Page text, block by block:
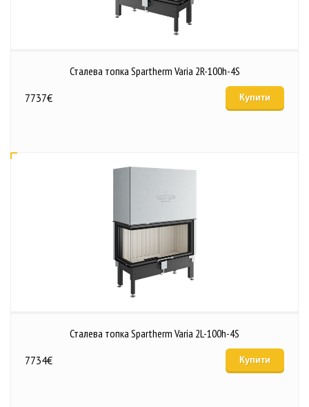
Сталева топка Spartherm Varia 2R-100h-4S
7737€ Купити
Сталева топка Spartherm Varia 2L-100h-4S
7734€ Купити